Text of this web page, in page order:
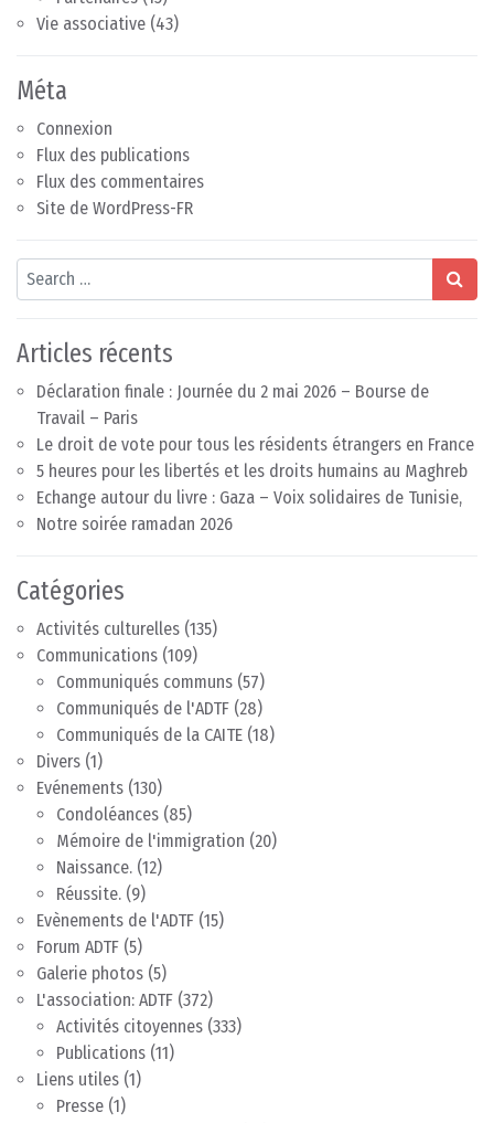
Vie associative (43)
Méta
Connexion
Flux des publications
Flux des commentaires
Site de WordPress-FR
Search
Articles récents
Déclaration finale : Journée du 2 mai 2026 – Bourse de
Travail – Paris
Le droit de vote pour tous les résidents étrangers en France
5 heures pour les libertés et les droits humains au Maghreb
Echange autour du livre : Gaza – Voix solidaires de Tunisie,
Notre soirée ramadan 2026
Catégories
Activités culturelles (135)
Communications (109)
Communiqués communs (57)
Communiqués de l'ADTF (28)
Communiqués de la CAITE (18)
Divers (1)
Evénements (130)
Condoléances (85)
Mémoire de l'immigration (20)
Naissance. (12)
Réussite. (9)
Evènements de l'ADTF (15)
Forum ADTF (5)
Galerie photos (5)
L'association: ADTF (372)
Activités citoyennes (333)
Publications (11)
Liens utiles (1)
Presse (1)